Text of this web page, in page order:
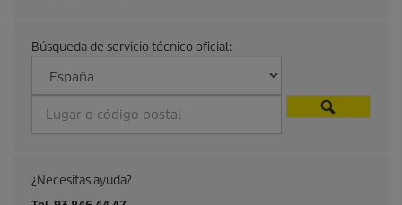
r
o
d
u
Búsqueda de servicio técnico oficial:
¿Necesitas ayuda?